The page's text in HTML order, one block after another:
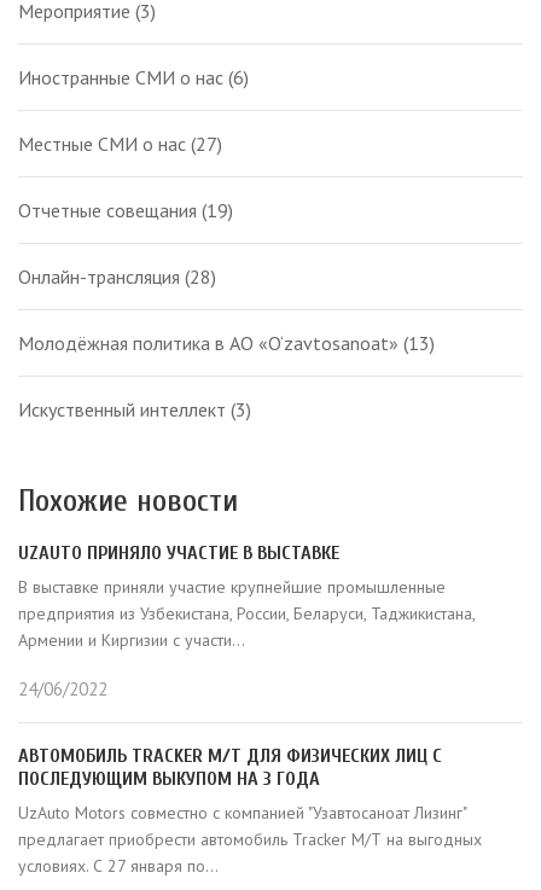
Мероприятие (3)
Иностранные СМИ о нас (6)
Местные СМИ о нас (27)
Отчетные совещания (19)
Онлайн-трансляция (28)
Молодёжная политика в АО «O‘zavtosanoat» (13)
Искуственный интеллект (3)
Похожие новости
UZAUTO ПРИНЯЛО УЧАСТИЕ В ВЫСТАВКЕ
В выставке приняли участие крупнейшие промышленные
предприятия из Узбекистана, России, Беларуси, Таджикистана,
Армении и Киргизии с участи...
24/06/2022
АВТОМОБИЛЬ TRACKER M/Т ДЛЯ ФИЗИЧЕСКИХ ЛИЦ С
ПОСЛЕДУЮЩИМ ВЫКУПОМ НА 3 ГОДА
UzAuto Motors совместно с компанией "Узавтосаноат Лизинг"
предлагает приобрести автомобиль Tracker M/Т на выгодных
условиях. С 27 января по...